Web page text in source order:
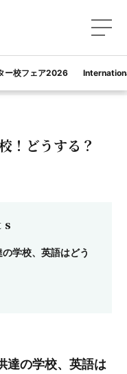
ー校フェア2026
！どうする？
学校、英語はどう
達の学校、英語は